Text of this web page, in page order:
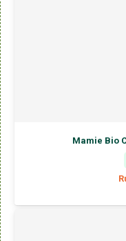
Mamie Bio